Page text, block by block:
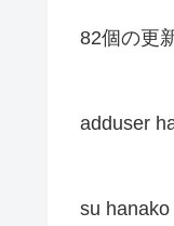
82個の更
adduser
su hanako